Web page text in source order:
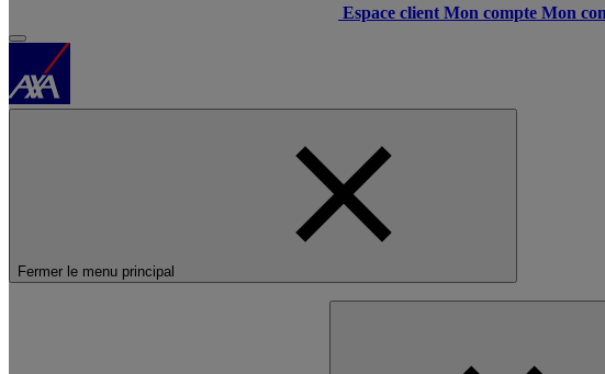
Espace client Mon compte Mon
Fermer le menu principal